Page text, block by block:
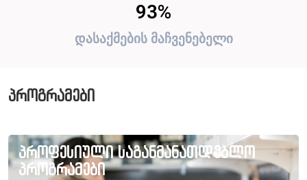
დასაქმების მაჩვენებელი
93%
პროგრამები
პროფესიული საგანმანათლებლო
პროგრამები